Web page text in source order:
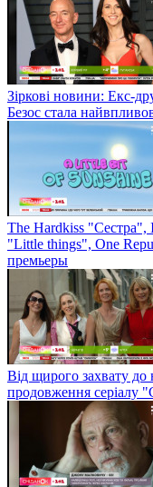
Зіркові новини: Екс-
Безос стала
The Hardkiss "Сестра",
"Little things", One
премьеры
Від щирого захвату
продовження серіалу